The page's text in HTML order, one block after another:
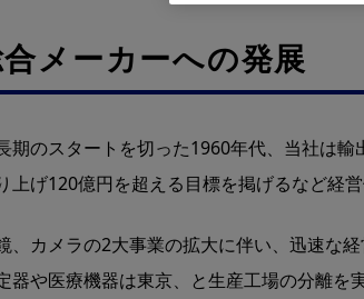
メーカーへの発展
期のスタートを切った1960年代、当社は
上げ120億円を超える目標を掲げるなど経
、カメラの2大事業の拡大に伴い、迅速な
器や医療機器は東京、と生産工場の分離を